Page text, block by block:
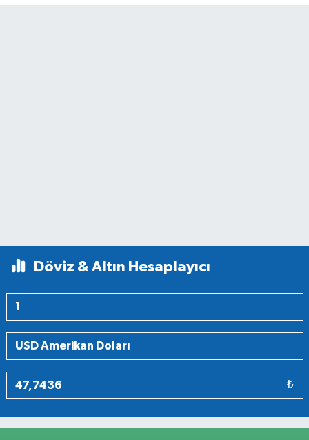
Döviz & Altın Hesaplayıcı
₺